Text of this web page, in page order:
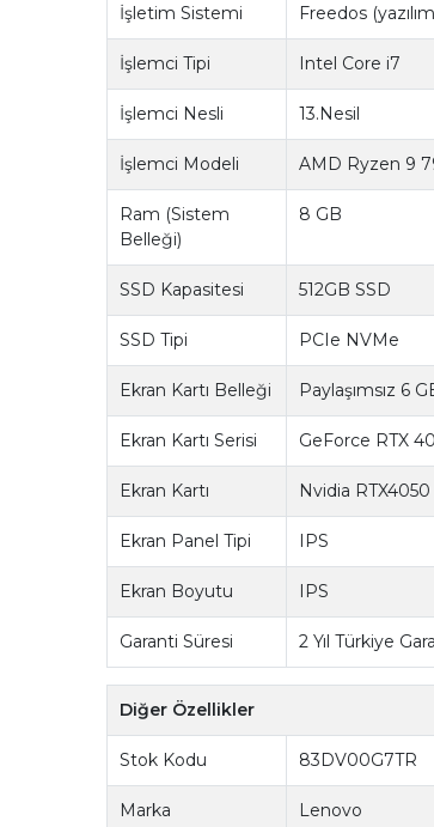
İşletim Sistemi Freedos
İşlemci Tipi Intel Core i7
İşlemci Nesli 13.Nesil
İşlemci Modeli AMD Ryzen 9
Ram (Sistem
Belleği)
8 GB
SSD Kapasitesi 512GB SSD
SSD Tipi PCIe NVMe
Ekran Kartı Belleği Paylaşımsız 6
Ekran Kartı Serisi GeForce RTX
Ekran Kartı Nvidia RTX4050
Ekran Panel Tipi IPS
Ekran Boyutu IPS
Garanti Süresi 2 Yıl Türkiye
Diğer Özellikler
Stok Kodu 83DV00G7TR
Marka Lenovo